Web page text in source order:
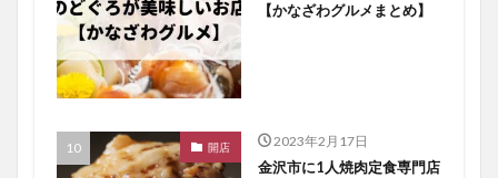
【かなざわグルメまとめ】
開店 2023年2月17日
金沢市に1人焼肉定食専門店